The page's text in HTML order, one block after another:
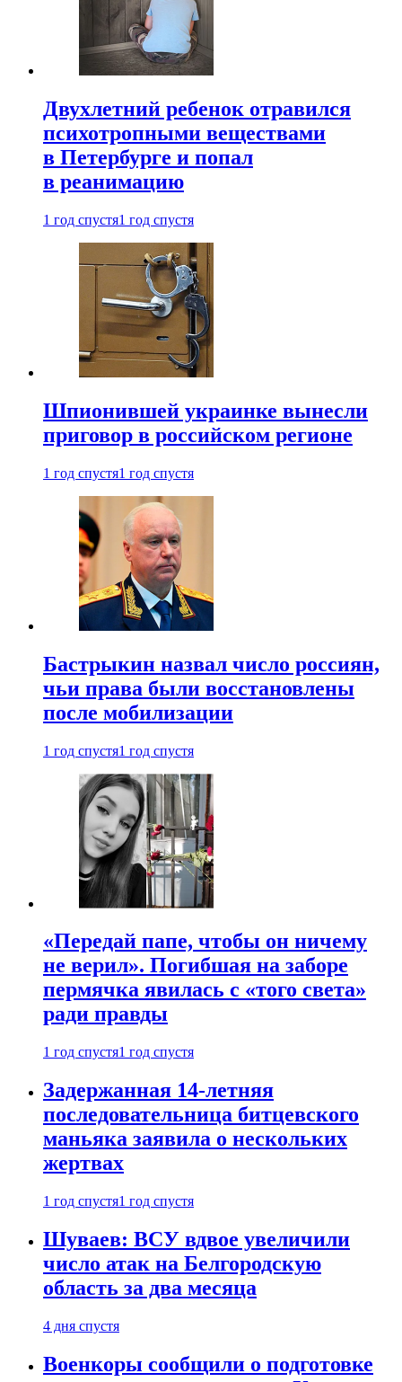
Двухлетний ребенок отравился
психотропными веществами
в Петербурге и попал
в реанимацию
1 год спустя1 год спустя
Шпионившей украинке вынесли
приговор в российском регионе
1 год спустя1 год спустя
Бастрыкин назвал число россиян,
чьи права были восстановлены
после мобилизации
1 год спустя1 год спустя
«Передай папе, чтобы он ничему
не верил». Погибшая на заборе
пермячка явилась с «того света»
ради правды
1 год спустя1 год спустя
Задержанная 14-летняя
последовательница битцевского
маньяка заявила о нескольких
жертвах
1 год спустя1 год спустя
Шуваев: ВСУ вдвое увеличили
число атак на Белгородскую
область за два месяца
4 дня спустя
Военкоры сообщили о подготовке